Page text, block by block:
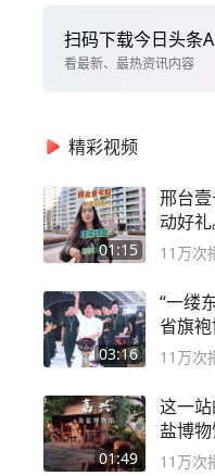
扫码下载今日头条
看最新、最热资讯内容
精彩视频
01:15
邢台
动好礼
11万次
03:16
“一缕
省旗
二团
11万次
01:49
这一
盐博
逛！
11万次